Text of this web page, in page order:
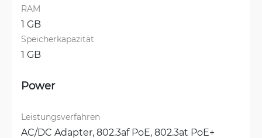
RAM
1 GB
Speicherkapazität
1 GB
Power
Leistungsverfahren
AC/DC Adapter, 802.3af PoE, 802.3at PoE+